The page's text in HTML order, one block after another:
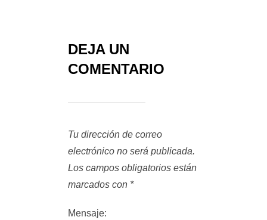
DEJA UN
COMENTARIO
Tu dirección de correo
electrónico no será publicada.
Los campos obligatorios están
marcados con *
Mensaje: